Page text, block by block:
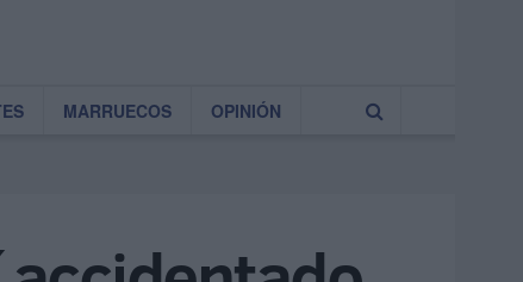
MARRUECOS OPINIÓN